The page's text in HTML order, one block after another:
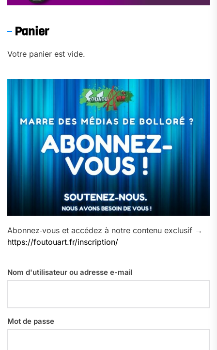
Panier
Votre panier est vide.
Abonnez‑vous et accédez à notre contenu exclusif →
https://foutouart.fr/inscription/
Nom d'utilisateur ou adresse e-mail
Mot de passe